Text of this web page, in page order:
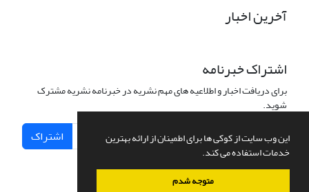
این وب سایت از کوکی ها برای اطمینان از ارائه بهترین
خدمات استفاده می کند.
متوجه شدم
آخرین اخبار
اشتراک خبرنامه
برای دریافت اخبار و اطلاعیه های مهم نشریه در خبرنامه نشریه مشترک
شوید.
اشتراک